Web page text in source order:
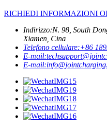
RICHIEDI INFORMAZIONI
Indirizzo:N. 98, South
Xiamen, Cina
Telefono cellulare:+86
E-mail:
E-mail: